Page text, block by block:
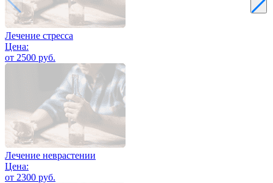
Лечение стресса
Цена:
от 2500 руб.
Лечение неврастении
Цена:
от 2300 руб.